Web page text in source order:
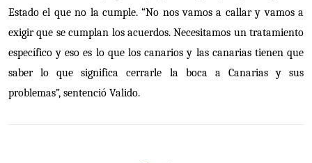
Estado el que no la cumple. “No nos vamos a callar y vamos a
exigir que se cumplan los acuerdos. Necesitamos un tratamiento
específico y eso es lo que los canarios y las canarias tienen que
saber lo que significa cerrarle la boca a Canarias y sus
problemas”, sentenció Valido.